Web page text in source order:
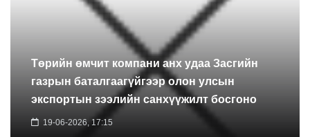
Төрийн өмчит компани анх удаа Засгийн
газрын баталгаагүйгээр олон улсын
экспортын зээлийн санхүүжилт босгоно
19-06-2026, 17:15